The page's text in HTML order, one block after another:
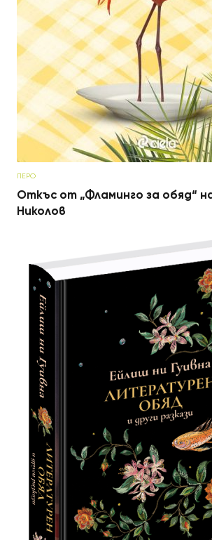
ПЕРО
Откъс от „Фламинго за обяд“
Николов